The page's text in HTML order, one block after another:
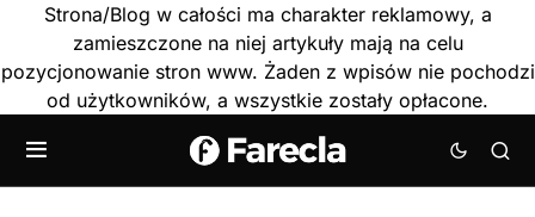
Strona/Blog w całości ma charakter reklamowy, a
zamieszczone na niej artykuły mają na celu
pozycjonowanie stron www. Żaden z wpisów nie pochodzi
od użytkowników, a wszystkie zostały opłacone.